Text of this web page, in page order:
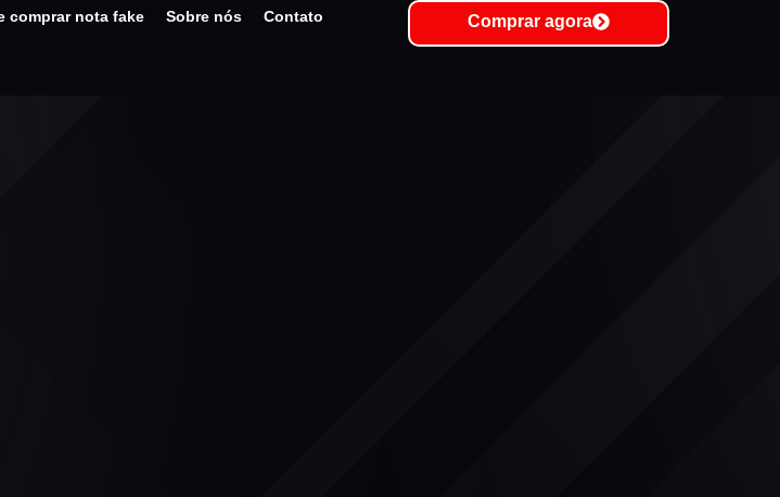
comprar nota fake Sobre nós Contato Comprar agora